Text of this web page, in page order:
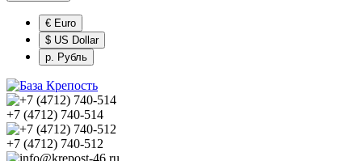
€ Euro
$ US Dollar
р. Рубль
+7 (4712) 740-514
+7 (4712) 740-512